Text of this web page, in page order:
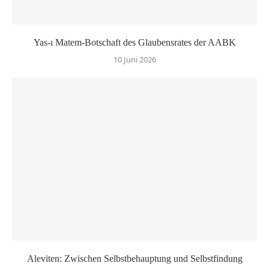
Yas-ı Matem-Botschaft des Glaubensrates der AABK
10 Juni 2026
Aleviten: Zwischen Selbstbehauptung und Selbstfindung